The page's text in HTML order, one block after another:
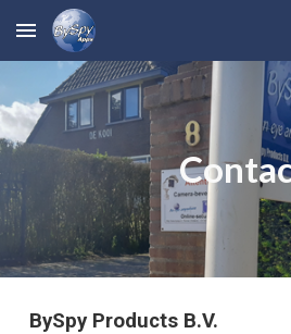
Skip to main content
BySpy Products B.V.